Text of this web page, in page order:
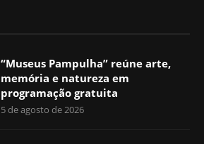
“Museus Pampulha” reúne arte,
memória e natureza em
programação gratuita
5 de agosto de 2026